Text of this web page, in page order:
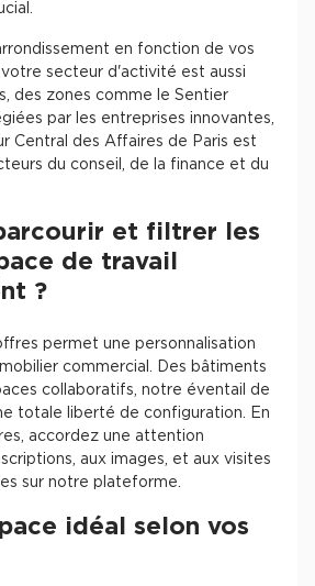
en fonction de vos
secteur d'activité est aussi
des zones comme le Sentier
par les entreprises innovantes,
Central des Affaires de Paris est
du conseil, de la finance et du
et filtrer les
de travail
?
permet une personnalisation
commercial. Des bâtiments
collaboratifs, notre éventail de
totale liberté de configuration. En
accordez une attention
aux images, et aux visites
sur notre plateforme.
idéal selon vos